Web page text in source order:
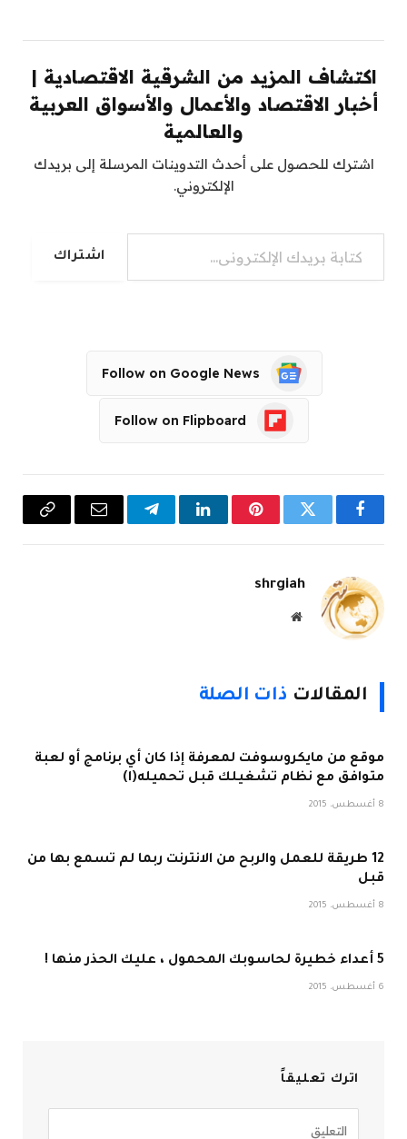
اكتشاف المزيد من الشرقية الاقتصادية |
أخبار الاقتصاد والأعمال والأسواق العربية
والعالمية
اشترك للحصول على أحدث التدوينات المرسلة إلى بريدك
الإلكتروني.
كتابة بريدك الإلكتروني...
اشتراك
Follow on Google News
Follow on Flipboard
فيسبوكتويتر بينتيريستلينكدإن تيلقرام البريد
Copy
shrgiah
موقع
المقالات ذات الصلة
موقع من مايكروسوفت لمعرفة إذا كان أي برنامج أو لعبة
متوافق مع نظام تشغيلك قبل تحميله(ا)
8 أغسطس، 2015
12 طريقة للعمل والربح من الانترنت ربما لم تسمع بها من
قبل
8 أغسطس، 2015
5 أعداء خطيرة لحاسوبك المحمول ، عليك الحذر منها !
6 أغسطس، 2015
اترك تعليقاً